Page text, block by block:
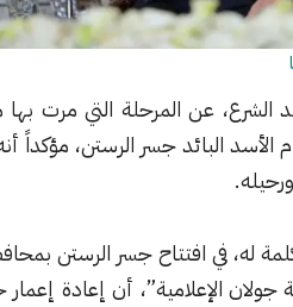
التي مرت بها معركة “ردع
جسر الرستن، مؤكداً أنه كان مؤشراً
افتتاح جسر الرستن بمحافظة حمص،
أن إعادة إعمار جسر الرستن